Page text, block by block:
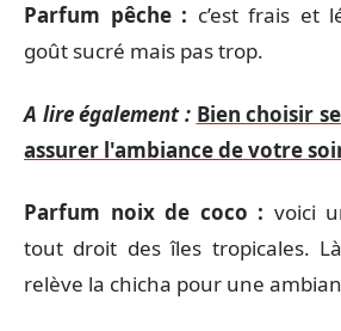
Parfum pêche : c’est frais et
goût sucré mais pas trop.
A lire également : Bien choisir
assurer l'ambiance de votre
Parfum noix de coco : voici
tout droit des îles tropicales.
relève la chicha pour une